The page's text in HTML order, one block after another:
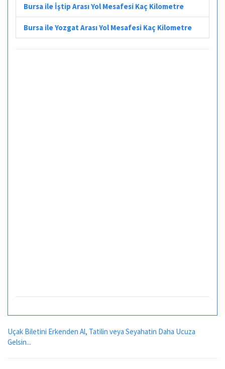
Bursa ile İştip Arası Yol Mesafesi Kaç Kilometre
Bursa ile Yozgat Arası Yol Mesafesi Kaç Kilometre
Uçak Biletini Erkenden Al, Tatilin veya Seyahatin Daha Ucuza
Gelsin...